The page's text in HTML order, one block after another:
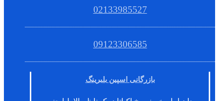
02133985527
09123306585
بازرگانی اسپین بلبرینگ